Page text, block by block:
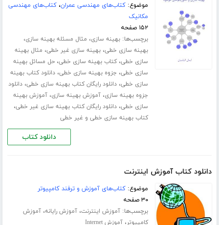
موضوع:کتاب‌های مهندسی عمران،کتاب‌های مهندسی
مکانیک
۱۵۲ صفحه
برچسب‌ها:بهینه سازی، مثال مسئله بهینه سازی،
بهینه سازی خطی،بهینه سازی غیر خطی، مثال بهینه
سازی خطی،کتاب بهینه سازی خطی،حل مسائل بهینه
سازی خطی، جزوه بهینه سازی خطی،دانلود کتاب بهینه
سازی خطی،دانلود رایگان کتاب بهینه سازی خطی،دانلود
جزوه بهینه سازی،آموزش بهینه سازی،آموزش بهینه
سازی خطی،دانلود رایگان کتاب بهینه سازی غیر خطی،
کتاب بهینه سازی خطی و غیر خطی
دانلود کتاب
دانلود کتاب آموزش اینترنت
موضوع:کتاب‌های آموزش و ترفند کامپیوتر
۳۰ صفحه
برچسب‌ها:آموزش اینترنت،آموزش رایانه،آموزش
کامپیوتر،آموزش Internet